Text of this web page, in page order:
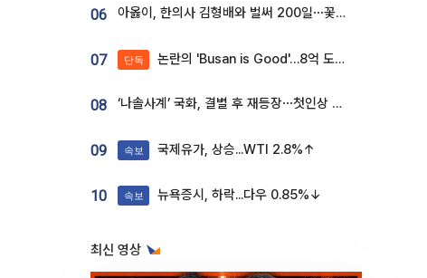
06 아옳이, 한의사 김형배와 벌써 200일⋯꽃다발 들고 "프러포즈 아냐"
07 단독 논란의 'Busan is Good'…8억 도시브랜드, 용산 대통령실 CI 업체가 수행
08 ‘나솔사계’ 국화, 결별 후 재등장⋯첫인상 투표 휩쓸고 ‘인기녀’ 등극
09 속보 국제유가, 상승...WTI 2.8%↑
10 속보 뉴욕증시, 하락...다우 0.85%↓
최신 영상